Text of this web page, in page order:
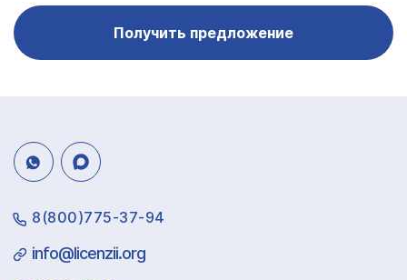
Получить предложение
8(800)775-37-94
info@licenzii.org